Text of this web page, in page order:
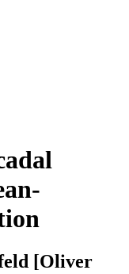
[Oliver